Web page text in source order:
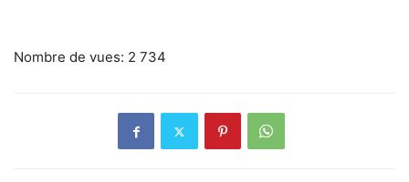
Nombre de vues: 2 734